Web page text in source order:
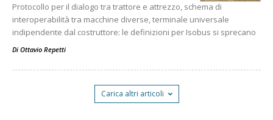
Protocollo per il dialogo tra trattore e attrezzo, schema di
interoperabilità tra macchine diverse, terminale universale
indipendente dal costruttore: le definizioni per Isobus si sprecano
Di Ottavio Repetti
Carica altri articoli